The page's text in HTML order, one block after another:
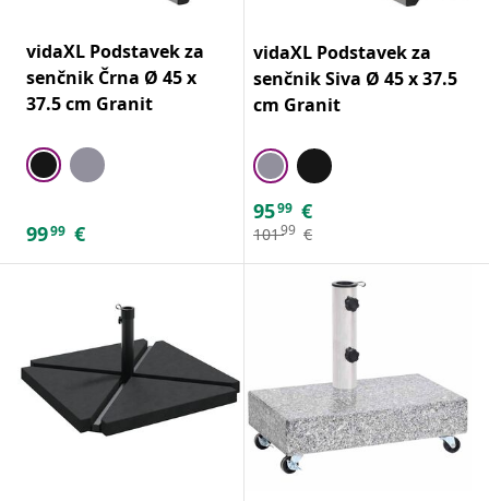
vidaXL Podstavek za
senčnik Črna Ø 45 x
37.5 cm Granit
9999 €
vidaXL Podstavek za
senčnik Siva Ø 45 x 37.5
cm Granit
9599 €
10199 €